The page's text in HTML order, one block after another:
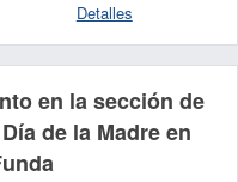
Detalles
en la sección de
de la Madre en